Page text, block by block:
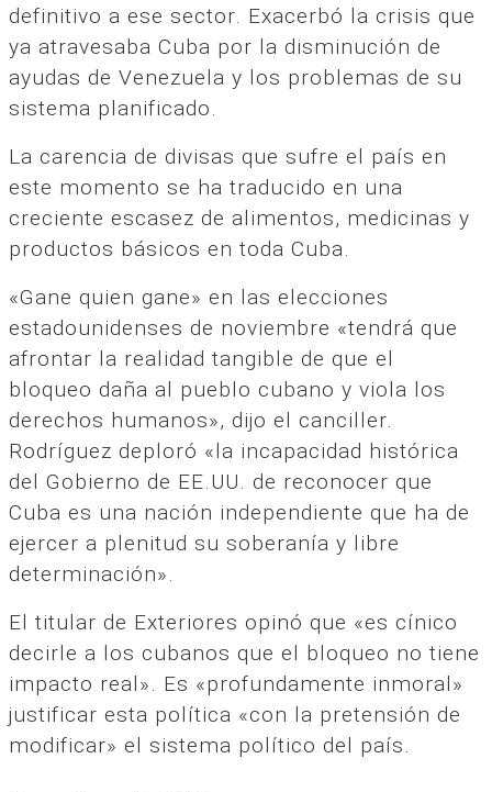
definitivo a ese sector. Exacerbó la crisis que
ya atravesaba Cuba por la disminución de
ayudas de Venezuela y los problemas de su
sistema planificado.
La carencia de divisas que sufre el país en
este momento se ha traducido en una
creciente escasez de alimentos, medicinas y
productos básicos en toda Cuba.
«Gane quien gane» en las elecciones
estadounidenses de noviembre «tendrá que
afrontar la realidad tangible de que el
bloqueo daña al pueblo cubano y viola los
derechos humanos», dijo el canciller.
Rodríguez deploró «la incapacidad histórica
del Gobierno de EE.UU. de reconocer que
Cuba es una nación independiente que ha de
ejercer a plenitud su soberanía y libre
determinación».
El titular de Exteriores opinó que «es cínico
decirle a los cubanos que el bloqueo no tiene
impacto real». Es «profundamente inmoral»
justificar esta política «con la pretensión de
modificar» el sistema político del país.